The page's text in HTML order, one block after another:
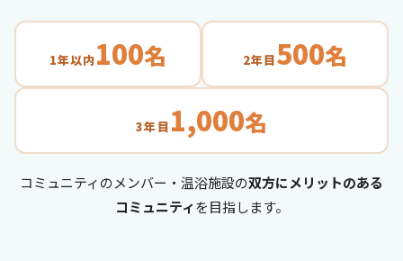
1年以内 100名 2年目500名
3年目 1,000名
コミュニティのメンバー・温浴施設の双方にメリットのある
コミュニティを目指します。